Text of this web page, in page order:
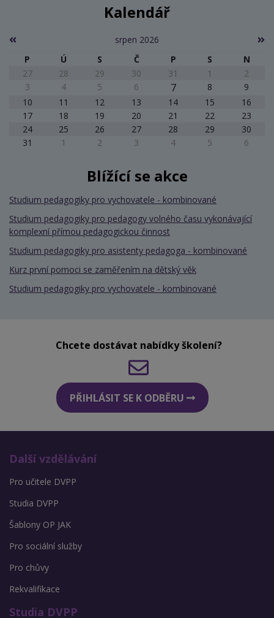
Kalendář
srpen 2026
P
Ú S Č P S
N
27
28 29 30 31 1
2
3
4 5 6 7 8
9
10
11 12 13 14 15
16
17
18 19 20 21 22
23
24
25 26 27 28 29
30
31
1 2 3 4 5 6
Blížící se akce
Studium pedagogiky pro vychovatele - kombinované
Studium pedagogiky pro pedagogy volného času vykonávající
komplexní přímou pedagogickou činnost
Studium pedagogiky pro asistenty pedagoga - kombinované
Kurz první pomoci se zaměřením na dětský věk
Studium pedagogiky pro vychovatele - kombinované
Chcete dostávat nabídky školení?
PŘIHLÁSIT SE K ODBĚRU
Další vzdělávání
Pro učitele DVPP
Studia DVPP
Šablony OP JAK
Pro sociální služby
Pro chůvy
Rekvalifikace
Studia DVPP